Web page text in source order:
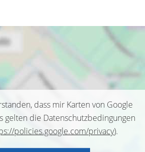
dass mir Karten von Google
gelten die Datenschutzbedingungen
policies.google.com/privacy).